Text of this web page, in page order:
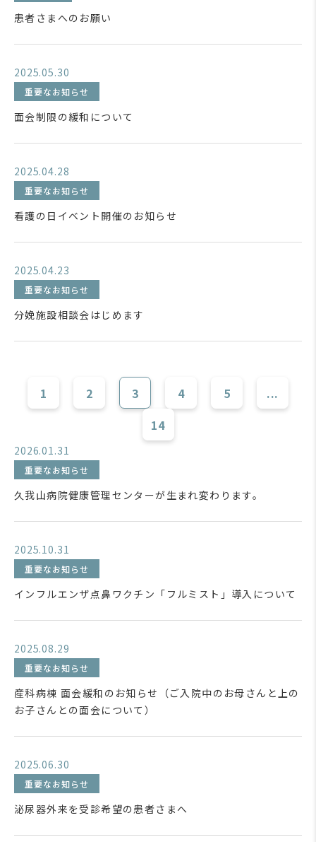
患者さまへのお願い
2025.05.30
重要なお知らせ
面会制限の緩和について
2025.04.28
重要なお知らせ
看護の日イベント開催のお知らせ
2025.04.23
重要なお知らせ
分娩施設相談会はじめます
1 2 3 4 5
...
14
2026.01.31
重要なお知らせ
久我山病院健康管理センターが生まれ変わります。
2025.10.31
重要なお知らせ
インフルエンザ点鼻ワクチン「フルミスト」導入について
2025.08.29
重要なお知らせ
産科病棟 面会緩和のお知らせ（ご入院中のお母さんと上の
お子さんとの面会について）
2025.06.30
重要なお知らせ
泌尿器外来を受診希望の患者さまへ